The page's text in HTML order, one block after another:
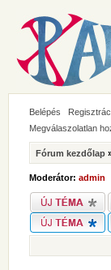
Belépés
Megválaszolatlan
Fórum kezdőlap
Moderátor: admin